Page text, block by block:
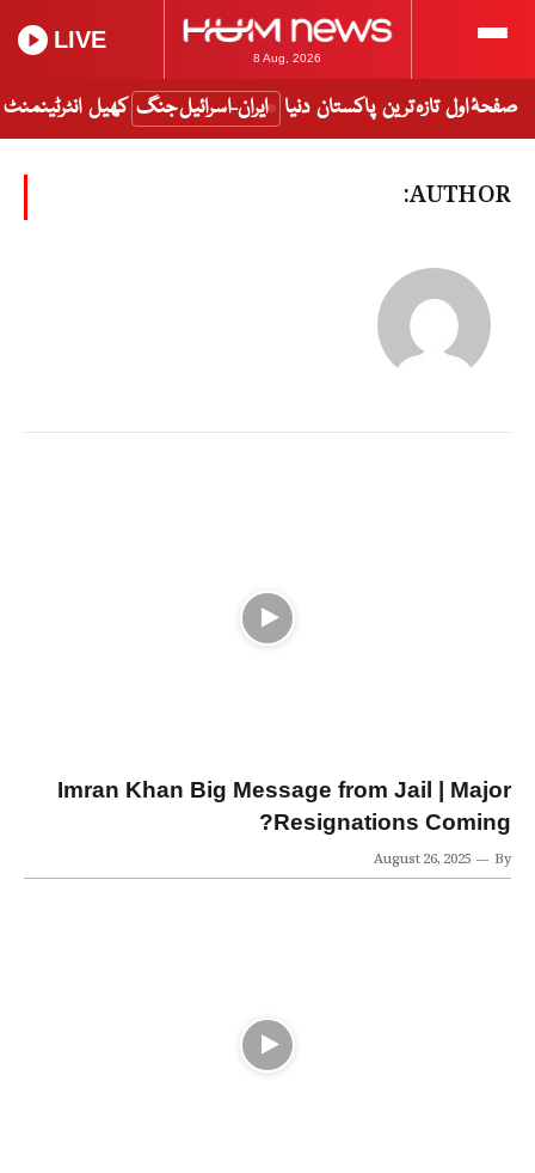
8 Aug, 2026
LIVE
صفحۂ اول تازہ ترین پاکستان دنیا ایران-اسرائیل جنگ کھیل انٹرٹینمنٹ
AUTHOR:
Imran Khan Big Message from Jail | Major
Resignations Coming?
August 26, 2025 By